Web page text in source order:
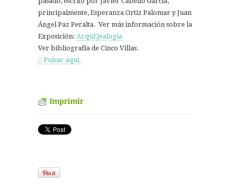
principalmente, Esperanza Ortiz Palomar y Juan
Ángel Paz Peralta. Ver más información sobre la
Exposición: ArquEjealogía
Ver bibliografía de Cinco Villas.
:: Pulsar aquí.
Imprimir